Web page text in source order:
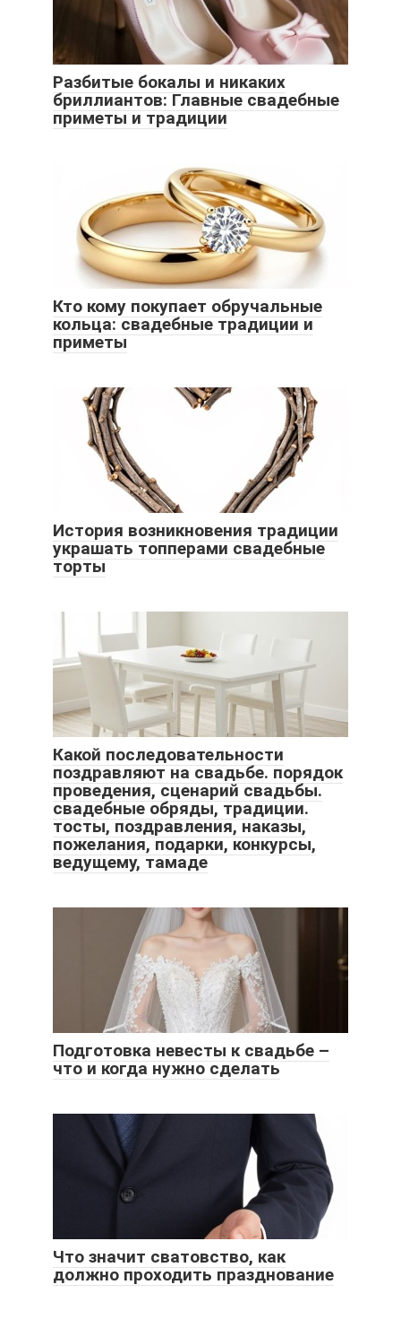
Разбитые бокалы и никаких
бриллиантов: Главные свадебные
приметы и традиции
Кто кому покупает обручальные
кольца: свадебные традиции и
приметы
История возникновения традиции
украшать топперами свадебные
торты
Какой последовательности
поздравляют на свадьбе. порядок
проведения, сценарий свадьбы.
свадебные обряды, традиции.
тосты, поздравления, наказы,
пожелания, подарки, конкурсы,
ведущему, тамаде
Подготовка невесты к свадьбе –
что и когда нужно сделать
Что значит сватовство, как
должно проходить празднование